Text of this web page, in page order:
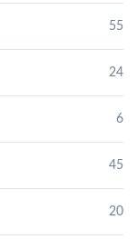
55
24
6
45
20